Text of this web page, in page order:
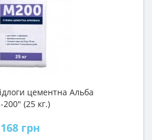
цементна Альба
(25 кг.)
168 грн